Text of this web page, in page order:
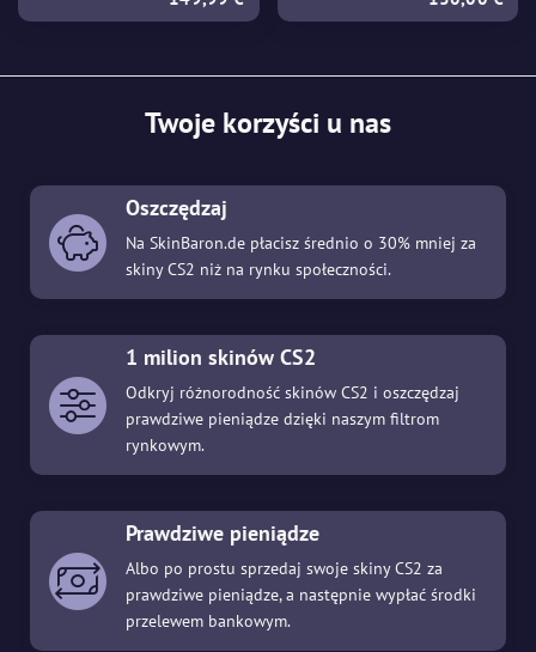
Twoje korzyści u nas
Oszczędzaj
Na SkinBaron.de płacisz średnio o 30% mniej za
skiny CS2 niż na rynku społeczności.
1 milion skinów CS2
Odkryj różnorodność skinów CS2 i oszczędzaj
prawdziwe pieniądze dzięki naszym filtrom
rynkowym.
Prawdziwe pieniądze
Albo po prostu sprzedaj swoje skiny CS2 za
prawdziwe pieniądze, a następnie wypłać środki
przelewem bankowym.